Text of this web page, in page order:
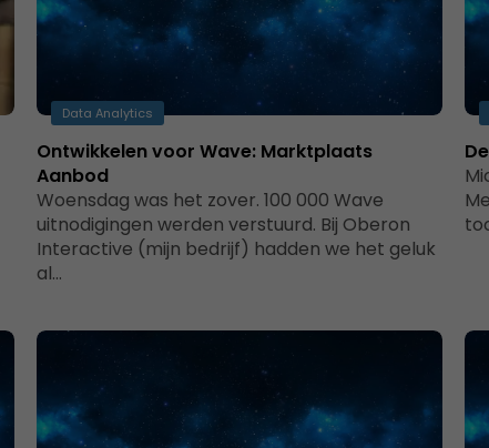
Data Analytics
Ontwikkelen voor Wave: Marktplaats
Aanbod
Woensdag was het zover. 100 000 Wave
uitnodigingen werden verstuurd. Bij Oberon
Interactive (mijn bedrijf) hadden we het geluk
al…